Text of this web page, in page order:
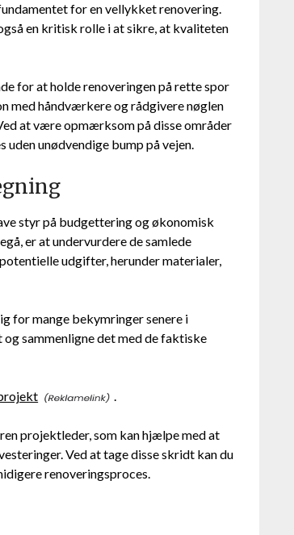
for en vellykket renovering.
en kritisk rolle i at sikre, at kvaliteten
for at holde renoveringen på rette spor
med håndværkere og rådgivere nøglen
at være opmærksom på disse områder
uden unødvendige bump på vejen.
styr på budgettering og økonomisk
er at undervurdere de samlede
udgifter, herunder materialer,
for mange bekymringer senere i
sammenligne det med de faktiske
.
projektleder, som kan hjælpe med at
Ved at tage disse skridt kan du
renoveringsproces.